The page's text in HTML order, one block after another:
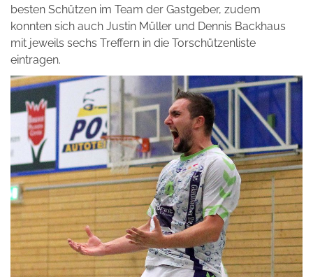
besten Schützen im Team der Gastgeber, zudem
konnten sich auch Justin Müller und Dennis Backhaus
mit jeweils sechs Treffern in die Torschützenliste
eintragen.